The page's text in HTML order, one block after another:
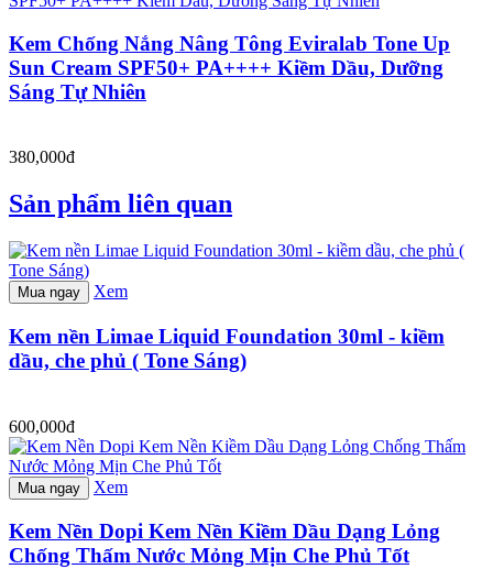
Kem Chống Nắng Nâng Tông Eviralab Tone Up
Sun Cream SPF50+ PA++++ Kiềm Dầu, Dưỡng
Sáng Tự Nhiên
380,000đ
Sản phẩm liên quan
Mua ngay Xem
Kem nền Limae Liquid Foundation 30ml - kiềm
dầu, che phủ ( Tone Sáng)
600,000đ
Mua ngay Xem
Kem Nền Dopi Kem Nền Kiềm Dầu Dạng Lỏng
Chống Thấm Nước Mỏng Mịn Che Phủ Tốt